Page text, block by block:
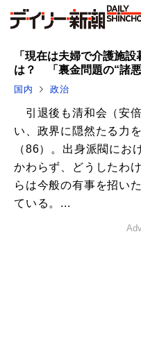
「現在は夫婦で介護施
は？ 「裏金問題の“諸
国内 政治
引退後も清和会（安
い、政界に隠然たる力
（86）。出身派閥にお
かわらず、どうしたわ
らは今般の有事を招い
ている。...